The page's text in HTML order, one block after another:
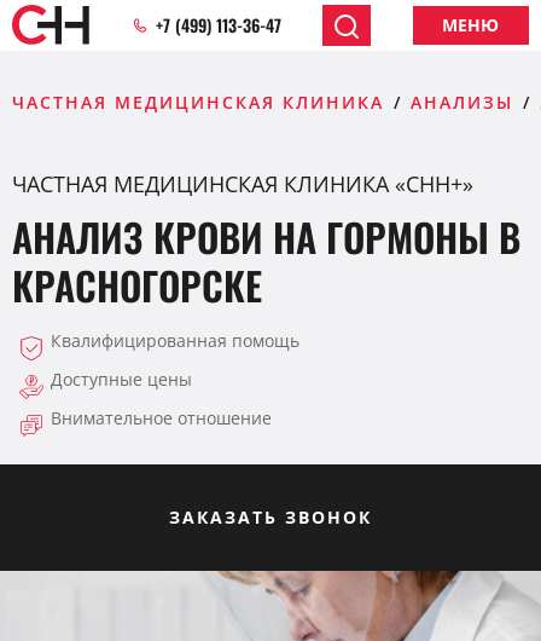
+7 (499) 113-36-47 МЕНЮ
ЧАСТНАЯ МЕДИЦИНСКАЯ КЛИНИКА АНАЛИЗЫ
ЧАСТНАЯ МЕДИЦИНСКАЯ КЛИНИКА «CHH+»
АНАЛИЗ КРОВИ НА ГОРМОНЫ В
КРАСНОГОРСКЕ
Квалифицированная помощь
Доступные цены
Внимательное отношение
ЗАКАЗАТЬ ЗВОНОК